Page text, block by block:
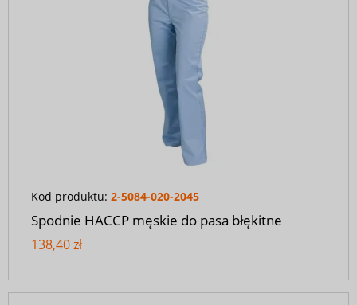
Kod produktu: 2-5084-020-2045
Spodnie HACCP męskie do pasa błękitne
138,40 zł